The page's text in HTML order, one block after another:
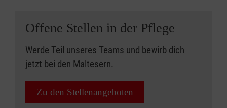
Offene Stellen in der Pflege
Werde Teil unseres Teams und bewirb dich
jetzt bei den Maltesern.
Zu den Stellenangeboten